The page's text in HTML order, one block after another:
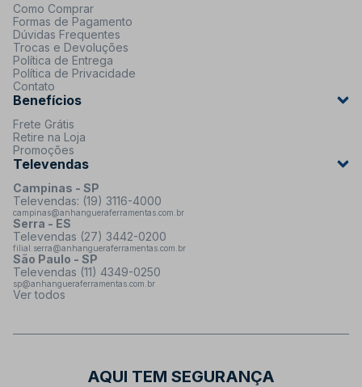
Como Comprar
Formas de Pagamento
Dúvidas Frequentes
Trocas e Devoluções
Política de Entrega
Política de Privacidade
Contato
Benefícios
Frete Grátis
Retire na Loja
Promoções
Televendas
Campinas - SP
Televendas: (19) 3116-4000
campinas@anhangueraferramentas.com.br
Serra - ES
Televendas (27) 3442-0200
filial.serra@anhangueraferramentas.com.br
São Paulo - SP
Televendas (11) 4349-0250
sp@anhangueraferramentas.com.br
Ver todos
AQUI TEM SEGURANÇA